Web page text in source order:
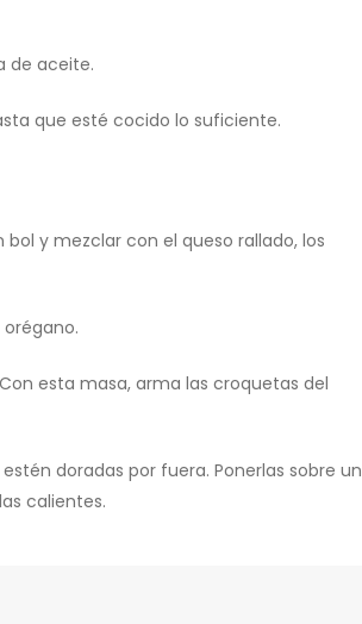
de aceite.
que esté cocido lo suficiente.
y mezclar con el queso rallado, los
esta masa, arma las croquetas del
doradas por fuera. Ponerlas sobre un
calientes.